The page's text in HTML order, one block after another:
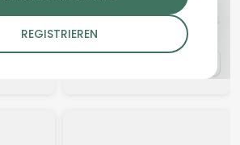
REGISTRIEREN
CBD:1% THC:26,55% CBD: <